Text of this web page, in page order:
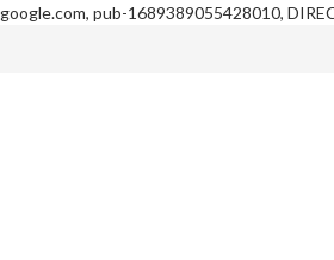
google.com, pub-1689389055428010,